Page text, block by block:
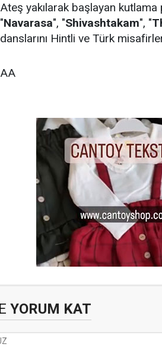
Ateş yakılarak başlayan
"Navarasa", "Shivashtakam", "
danslarını Hintli ve Türk
AA
YORUM KAT